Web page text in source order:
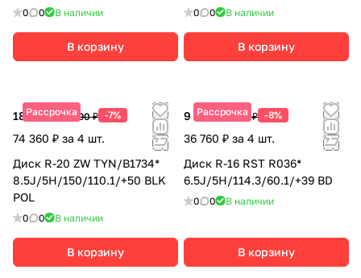
0 0 В наличии
В корзину
BLACK-FP
0 0 В наличии
В корзину
Рассрочка
18 590 ₽19 990 ₽ -7%
74 360 ₽ за 4 шт.
Диск R-20 ZW TYN/B1734*
8.5J/5H/150/110.1/+50 BLK
POL
0 0 В наличии
В корзину
Рассрочка
9 190 ₽9 990 ₽ -8%
36 760 ₽ за 4 шт.
Диск R-16 RST R036*
6.5J/5H/114.3/60.1/+39 BD
0 0 В наличии
В корзину